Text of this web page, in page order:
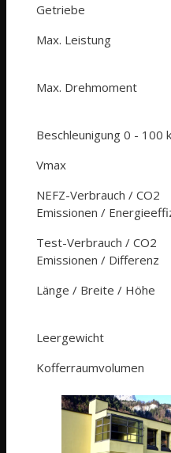
Getriebe
Max. Leistung
Max. Drehmoment
Beschleunigung 0 - 100
Vmax
NEFZ-Verbrauch / CO2
Emissionen /
Test-Verbrauch / CO2
Emissionen / Differenz
Länge / Breite / Höhe
Leergewicht
Kofferraumvolumen